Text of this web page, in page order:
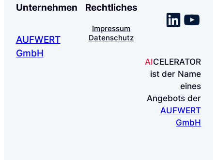
Unternehmen
AUFWERT
GmbH
Rechtliches
Impressum
Datenschutz
AICELERATOR
ist der Name
eines
Angebots der
AUFWERT
GmbH